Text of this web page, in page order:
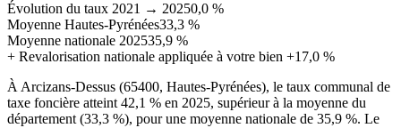
Évolution du taux 2021 → 20250,0 %
Moyenne Hautes-Pyrénées33,3 %
Moyenne nationale 202535,9 %
+ Revalorisation nationale appliquée à votre bien +17,0 %
À Arcizans-Dessus (65400, Hautes-Pyrénées), le taux communal de
taxe foncière atteint 42,1 % en 2025, supérieur à la moyenne du
département (33,3 %), pour une moyenne nationale de 35,9 %. Le